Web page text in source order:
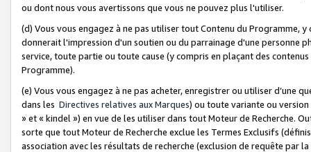
ou dont nous vous avertissons que vous ne pouvez plus l'utiliser.
(d) Vous vous engagez à ne pas utiliser tout Contenu du Programme,
donnerait l'impression d'un soutien ou du parrainage d'une personne
service, toute partie ou toute cause (y compris en plaçant des
Programme).
(e) Vous vous engagez à ne pas acheter, enregistrer ou utiliser d’une
dans les Directives relatives aux Marques) ou toute variante ou
» et « kindel ») en vue de les utiliser dans tout Moteur de Recherche.
sorte que tout Moteur de Recherche exclue les Termes Exclusifs
association avec les résultats de recherche (exclusion de requête